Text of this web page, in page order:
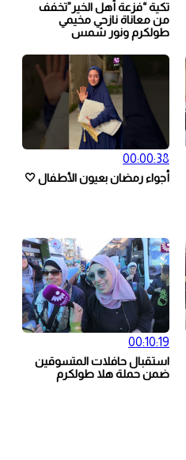
تكية “فزعة أهل الخير”تخفف
من معاناة نازحي مخيمي
طولكرم ونور شمس
00:00:38
أجواء رمضان بعيون الأطفال 🤍
00:10:19
استقبال حافلات المتسوقين
ضمن حملة هلا طولكرم